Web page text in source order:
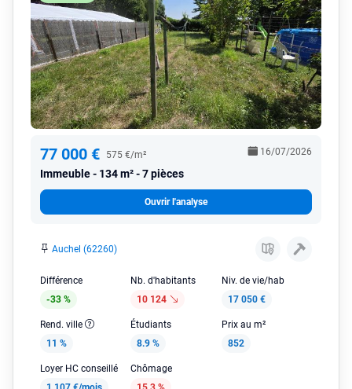
77 000 € 575 €/m²
Immeuble 134 m² - 7 pièces
16/07/2026
Ouvrir l'analyse
Auchel (62260)
Différence
-33 %
Nb. d'habitants
10 124
Niv. de vie/hab
17 050 €
Rend. ville
11 %
Étudiants
8.9 %
Prix au m²
852
Loyer HC conseillé
Chômage